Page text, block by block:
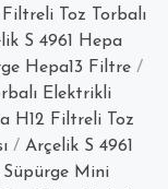
Toz Torbalı
S 4961 Hepa
Hepa13 Filtre /
Elektrikli
H12 Filtreli Toz
/ Arçelik S 4961
Mini